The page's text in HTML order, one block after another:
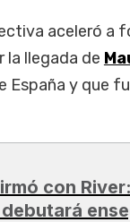
aceleró
llegada de
España y que
con